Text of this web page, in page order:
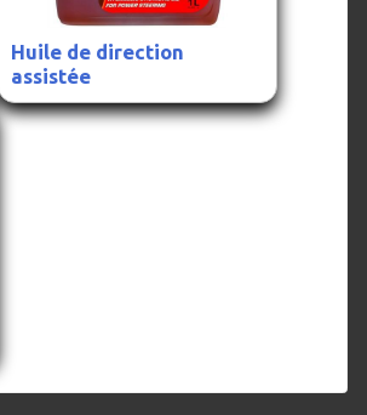
Huile de direction
assistée